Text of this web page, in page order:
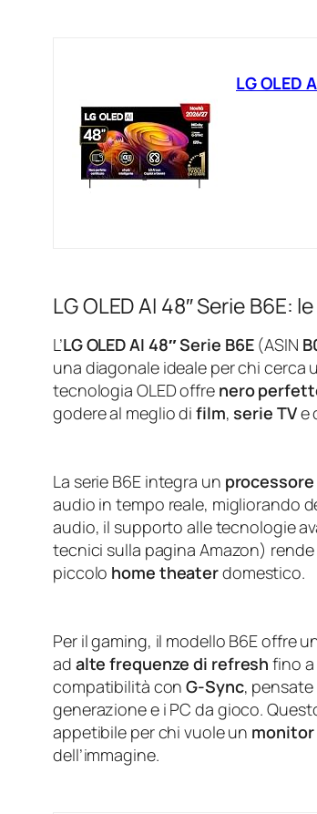
LG OLED
LG OLED AI 48″ Serie
L’LG OLED AI 48″ Serie B6E(ASIN
una diagonale ideale per chi cerca
tecnologia OLED offre nero
godere al meglio di film,serie TVe
La serie B6E integra un processore
audio in tempo reale, migliorando
audio, il supporto alle tecnologie
tecnici sulla pagina Amazon)
piccolo home theaterdomestico.
Per il gaming, il modello B6E offre
ad alte frequenze di refresh fino a
compatibilità conG‑Sync,
generazione e i PC da gioco.
appetibile per chi vuole un monitor
dell’immagine.